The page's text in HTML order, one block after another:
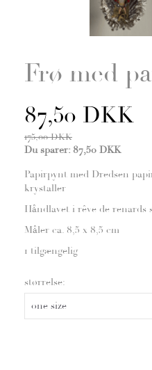
Frø med
87,50 DKK
175,00 DKK
Du sparer: 87,50 DKK
Papirpynt med Dredsen
krystaller
Håndlavet i rêve de renards
Måler ca. 8,5 x 8,5 cm
1 tilgængelig
størrelse: